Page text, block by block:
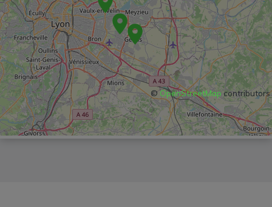
©OpenStreetMapcontributors